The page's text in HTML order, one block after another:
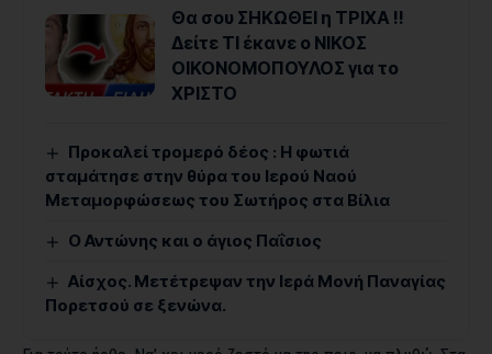
Θα σου ΣΗΚΩΘΕΙ η ΤΡΙΧΑ !!
Δείτε ΤΙ έκανε ο ΝΙΚΟΣ
ΟΙΚΟΝΟΜΟΠΟΥΛΟΣ για το
ΧΡΙΣΤΟ
Προκαλεί τρομερό δέος : Η φωτιά
σταμάτησε στην θύρα του Ιερού Ναού
Μεταμορφώσεως του Σωτήρος στα Βίλια
Ο Αντώνης και ο άγιος Παΐσιος
Αίσχος. Μετέτρεψαν την Ιερά Μονή Παναγίας
Πορετσού σε ξενώνα.